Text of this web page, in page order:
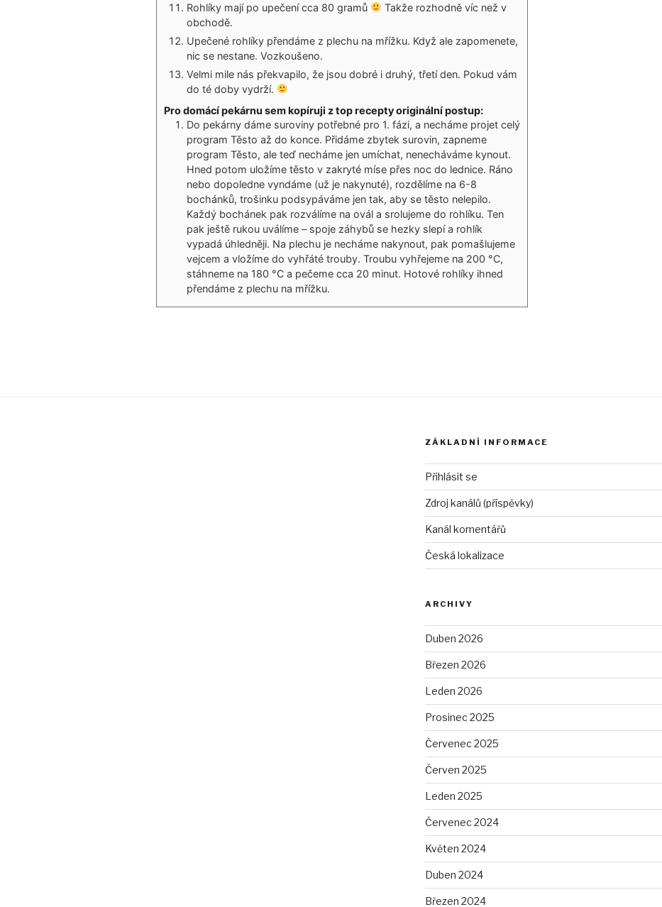
Rohlíky mají po upečení cca 80 gramů
Takže rozhodně víc než v
obchodě.
Upečené rohlíky přendáme z plechu na mřížku. Když ale zapomenete,
nic se nestane. Vozkoušeno.
Velmi mile nás překvapilo, že jsou dobré i druhý, třetí den. Pokud vám
do té doby vydrží.
Pro domácí pekárnu sem kopíruji z top recepty originální postup:
Do pekárny dáme suroviny potřebné pro 1. fázi, a necháme projet celý
program Těsto až do konce. Přidáme zbytek surovin, zapneme
program Těsto, ale teď necháme jen umíchat, nenecháváme kynout.
Hned potom uložíme těsto v zakryté míse přes noc do lednice. Ráno
nebo dopoledne vyndáme (už je nakynuté), rozdělíme na 6-8
bochánků, trošinku podsypáváme jen tak, aby se těsto nelepilo.
Každý bochánek pak rozválíme na ovál a srolujeme do rohlíku. Ten
pak ještě rukou uválíme – spoje záhybů se hezky slepí a rohlík
vypadá úhledněji. Na plechu je necháme nakynout, pak pomašlujeme
vejcem a vložíme do vyhřáté trouby. Troubu vyhřejeme na 200 °C,
stáhneme na 180 °C a pečeme cca 20 minut. Hotové rohlíky ihned
přendáme z plechu na mřížku.
ZÁKLADNÍ INFORMACE
Přihlásit se
Zdroj kanálů (příspěvky)
Kanál komentářů
Česká lokalizace
ARCHIVY
Duben 2026
Březen 2026
Leden 2026
Prosinec 2025
Červenec 2025
Červen 2025
Leden 2025
Červenec 2024
Květen 2024
Duben 2024
Březen 2024